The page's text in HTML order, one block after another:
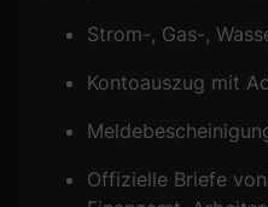
Strom-, Gas-,
Kontoauszug mit
Offizielle Briefe